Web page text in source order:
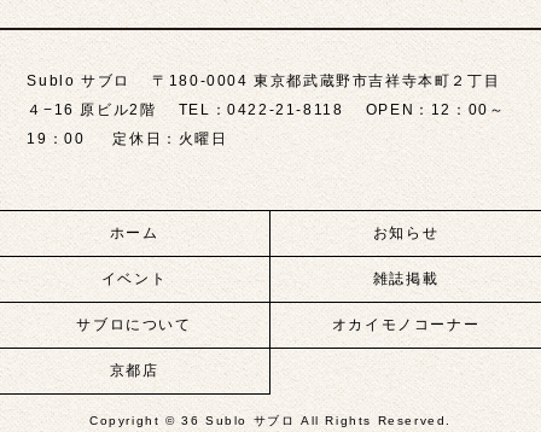
Sublo サブロ 〒180-0004 東京都武蔵野市吉祥寺本町２丁目
４−16 原ビル2階 TEL：0422-21-8118 OPEN：12：00～
19：00 定休日：火曜日
ホーム お知らせ
イベント 雑誌掲載
サブロについて オカイモノコーナー
京都店
Copyright ©36 Sublo サブロAll Rights Reserved.